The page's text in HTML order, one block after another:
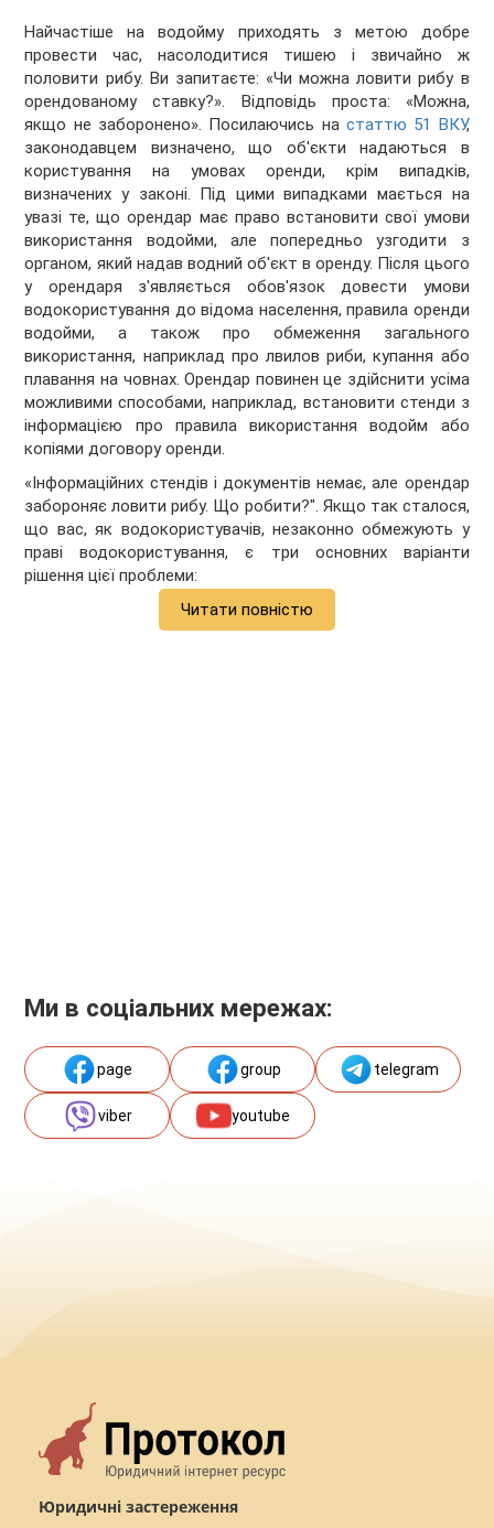
Найчастіше на водойму приходять з метою добре
провести час, насолодитися тишею і звичайно ж
половити рибу. Ви запитаєте: «Чи можна ловити рибу в
орендованому ставку?». Відповідь проста: «Можна,
якщо не заборонено». Посилаючись на статтю 51 ВКУ,
законодавцем визначено, що об'єкти надаються в
користування на умовах оренди, крім випадків,
визначених у законі. Під цими випадками мається на
увазі те, що орендар має право встановити свої умови
використання водойми, але попередньо узгодити з
органом, який надав водний об'єкт в оренду. Після цього
у орендаря з'являється обов'язок довести умови
водокористування до відома населення, правила оренди
водойми, а також про обмеження загального
використання, наприклад про лвилов риби, купання або
плавання на човнах. Орендар повинен це здійснити усіма
можливими способами, наприклад, встановити стенди з
інформацією про правила використання водойм або
копіями договору оренди.
«Інформаційних стендів і документів немає, але орендар
забороняє ловити рибу. Що робити?". Якщо так сталося,
що вас, як водокористувачів, незаконно обмежують у
праві водокористування, є три основних варіанти
рішення цієї проблеми:
Читати повністю
Ми в соціальних мережах:
page group telegram
viber youtube
Юридичні застереження